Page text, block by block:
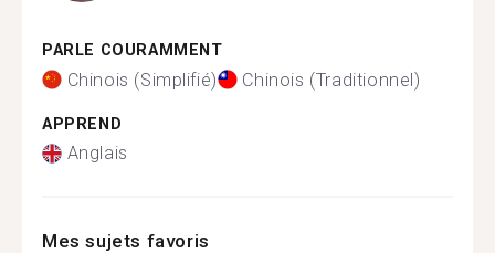
PARLE COURAMMENT
Chinois (Simplifié) Chinois (Traditionnel)
APPREND
Anglais
Mes sujets favoris